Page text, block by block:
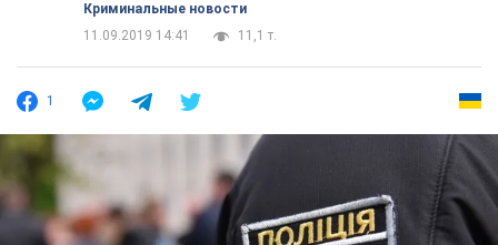
Криминальные новости
11.09.2019 14:41
11,1 т.
1